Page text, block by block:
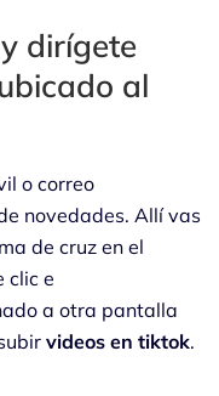
dirígete
al
o correo
novedades. Allí vas
de cruz en el
clic e
a otra pantalla
videos en tiktok.